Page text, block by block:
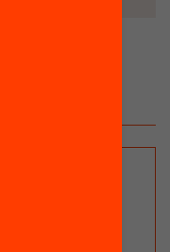
la missió i
està
amb
una visió
de